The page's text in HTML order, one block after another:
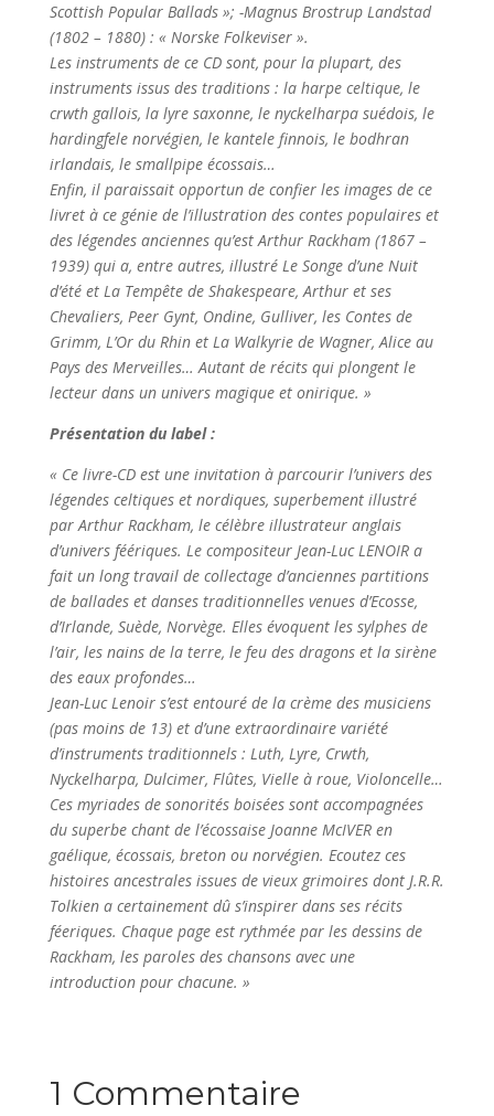
Scottish Popular Ballads »; -Magnus Brostrup Landstad
(1802 – 1880) : « Norske Folkeviser ».
Les instruments de ce CD sont, pour la plupart, des
instruments issus des traditions : la harpe celtique, le
crwth gallois, la lyre saxonne, le nyckelharpa suédois, le
hardingfele norvégien, le kantele finnois, le bodhran
irlandais, le smallpipe écossais…
Enfin, il paraissait opportun de confier les images de ce
livret à ce génie de l’illustration des contes populaires et
des légendes anciennes qu’est Arthur Rackham (1867 –
1939) qui a, entre autres, illustré Le Songe d’une Nuit
d’été et La Tempête de Shakespeare, Arthur et ses
Chevaliers, Peer Gynt, Ondine, Gulliver, les Contes de
Grimm, L’Or du Rhin et La Walkyrie de Wagner, Alice au
Pays des Merveilles… Autant de récits qui plongent le
lecteur dans un univers magique et onirique. »
Présentation du label :
« Ce livre-CD est une invitation à parcourir l’univers des
légendes celtiques et nordiques, superbement illustré
par Arthur Rackham, le célèbre illustrateur anglais
d’univers féériques. Le compositeur Jean-Luc LENOIR a
fait un long travail de collectage d’anciennes partitions
de ballades et danses traditionnelles venues d’Ecosse,
d’Irlande, Suède, Norvège. Elles évoquent les sylphes de
l’air, les nains de la terre, le feu des dragons et la sirène
des eaux profondes…
Jean-Luc Lenoir s’est entouré de la crème des musiciens
(pas moins de 13) et d’une extraordinaire variété
d’instruments traditionnels : Luth, Lyre, Crwth,
Nyckelharpa, Dulcimer, Flûtes, Vielle à roue, Violoncelle…
Ces myriades de sonorités boisées sont accompagnées
du superbe chant de l’écossaise Joanne McIVER en
gaélique, écossais, breton ou norvégien. Ecoutez ces
histoires ancestrales issues de vieux grimoires dont J.R.R.
Tolkien a certainement dû s’inspirer dans ses récits
féeriques. Chaque page est rythmée par les dessins de
Rackham, les paroles des chansons avec une
introduction pour chacune. »
1 Commentaire